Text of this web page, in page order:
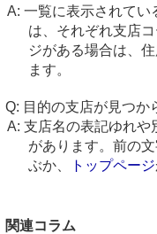
一覧に表示されてい
は、それぞれ支店
ジがある場合は、
ます。
目的の支店が見つか
支店名の表記ゆれや
があります。前の
ぶか、
トップページ
関連コラム